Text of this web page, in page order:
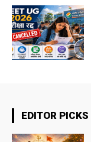
EDITOR PICKS